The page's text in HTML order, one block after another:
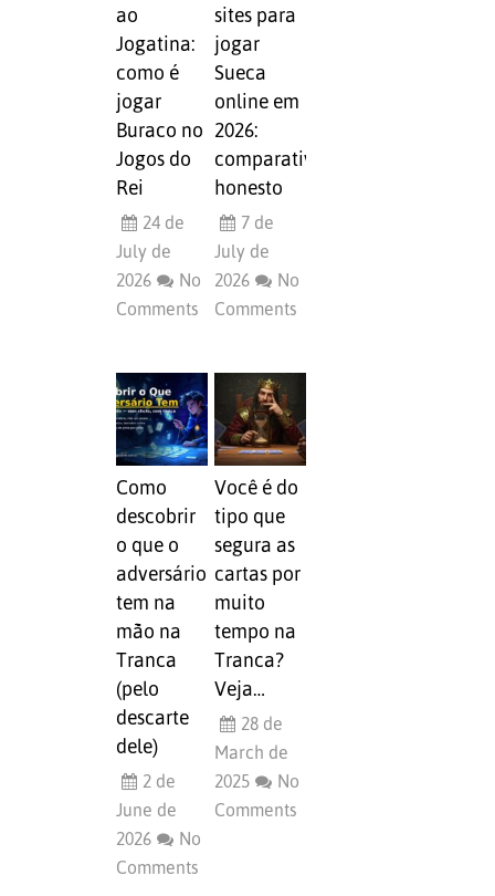
ao
Jogatina:
como é
jogar
Buraco no
Jogos do
Rei
24 de
July de
2026
No
Comments
sites para
jogar
Sueca
online em
2026:
comparativo
honesto
7 de
July de
2026
No
Comments
Como
descobrir
o que o
adversário
tem na
mão na
Tranca
(pelo
descarte
dele)
2 de
June de
2026
No
Comments
Você é do
tipo que
segura as
cartas por
muito
tempo na
Tranca?
Veja…
28 de
March de
2025
No
Comments